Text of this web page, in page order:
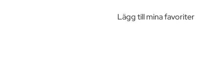
Lägg till mina favoriter